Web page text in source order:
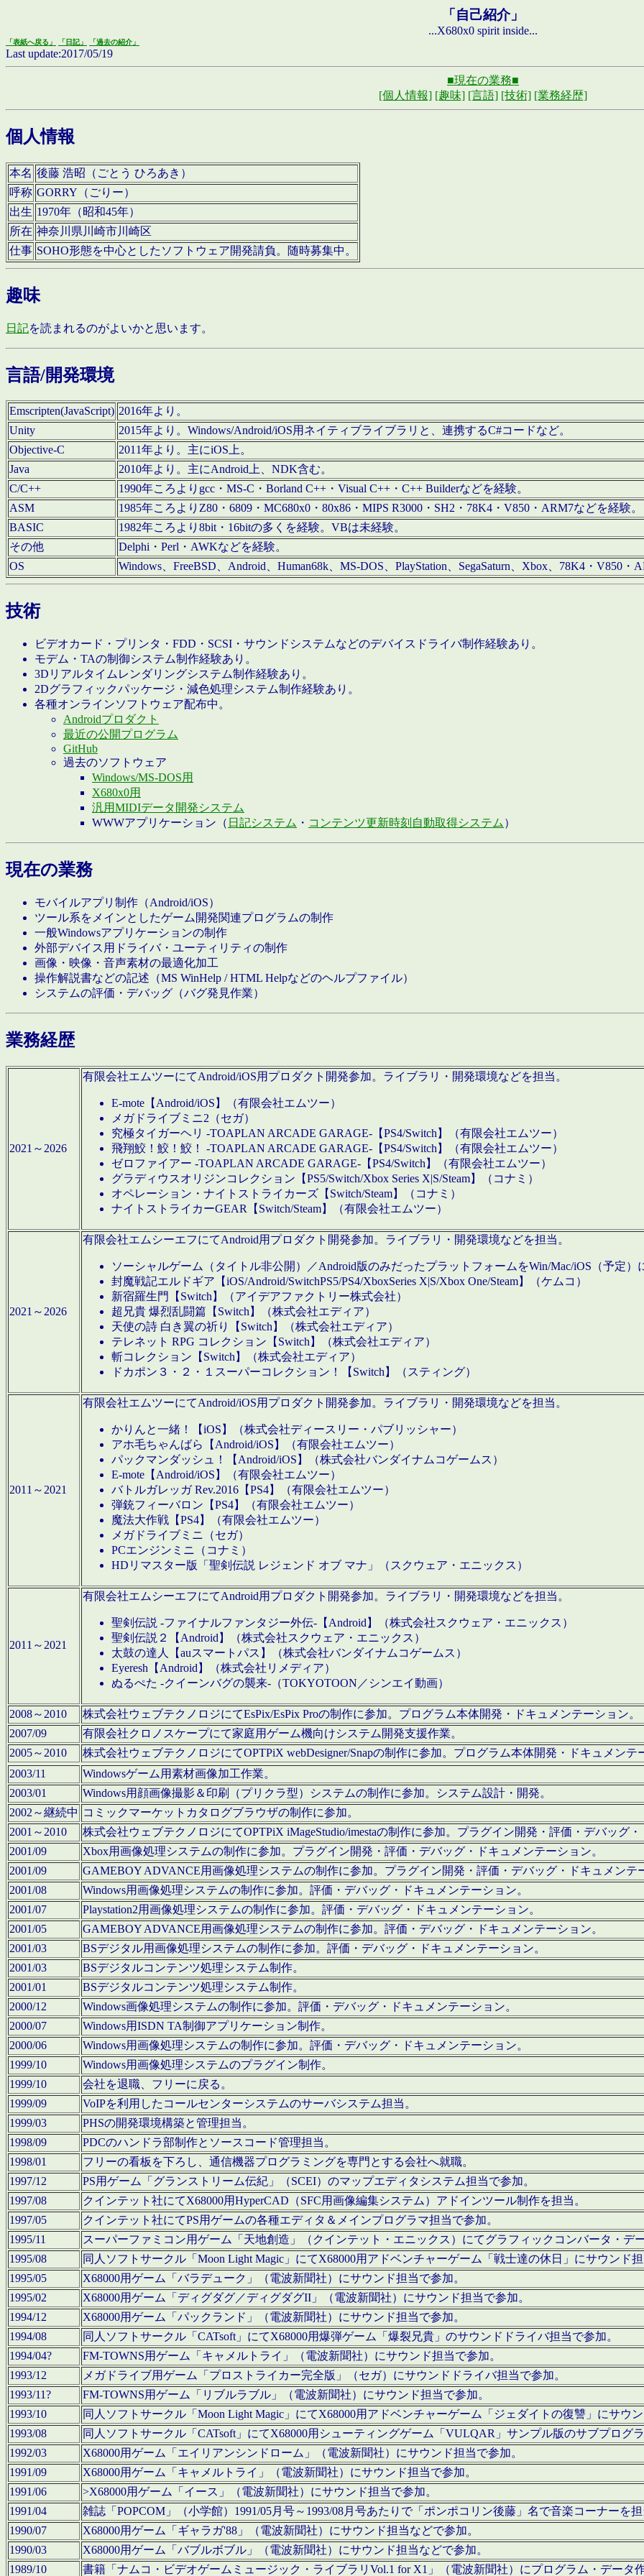
「自己紹介」
...X680x0 spirit inside...
「表紙へ戻る」 「日記」 「過去の紹介」
Last update:2017/05/19
■現在の業務■
[個人情報] [趣味] [言語] [技術] [業務経歴]
個人情報
本名 後藤 浩昭（ごとう ひろあき）
呼称 GORRY（ごりー）
出生 1970年（昭和45年）
所在 神奈川県川崎市川崎区
仕事 SOHO形態を中心としたソフトウェア開発請負。随時募集中。
趣味
日記を読まれるのがよいかと思います。
言語/開発環境
Emscripten(JavaScript) 2016年より。
Unity
2015年より。Windows/Android/iOS用ネイティブライブラリと、連携するC#コードなど。
Objective-C
2011年より。主にiOS上。
Java
2010年より。主にAndroid上、NDK含む。
C/C++
1990年ころよりgcc・MS-C・Borland C++・Visual C++・C++ Builderなどを経験。
ASM
1985年ころよりZ80・6809・MC680x0・80x86・MIPS R3000・SH2・78K4・V850・ARM7などを経験。
BASIC
1982年ころより8bit・16bitの多くを経験。VBは未経験。
その他
Delphi・Perl・AWKなどを経験。
OS
Windows、FreeBSD、Android、Human68k、MS-DOS、PlayStation、SegaSaturn、Xbox、78K4・V850・
技術
ビデオカード・プリンタ・FDD・SCSI・サウンドシステムなどのデバイスドライバ制作経験あり。
モデム・TAの制御システム制作経験あり。
3Dリアルタイムレンダリングシステム制作経験あり。
2Dグラフィックパッケージ・減色処理システム制作経験あり。
各種オンラインソフトウェア配布中。
Androidプロダクト
最近の公開プログラム
GitHub
過去のソフトウェア
Windows/MS-DOS用
X680x0用
汎用MIDIデータ開発システム
WWWアプリケーション（ 日記システム ・ コンテンツ更新時刻自動取得システム ）
現在の業務
モバイルアプリ制作（Android/iOS）
ツール系をメインとしたゲーム開発関連プログラムの制作
一般Windowsアプリケーションの制作
外部デバイス用ドライバ・ユーティリティの制作
画像・映像・音声素材の最適化加工
操作解説書などの記述（MS WinHelp / HTML Helpなどのヘルプファイル）
システムの評価・デバッグ（バグ発見作業）
業務経歴
2021～2026
有限会社エムツーにてAndroid/iOS用プロダクト開発参加。ライブラリ・開発環境などを担当。
E-mote【Android/iOS】（有限会社エムツー）
メガドライブミニ2（セガ）
究極タイガーヘリ -TOAPLAN ARCADE GARAGE-【PS4/Switch】（有限会社エムツー）
飛翔鮫！鮫！鮫！ -TOAPLAN ARCADE GARAGE-【PS4/Switch】（有限会社エムツー）
ゼロファイアー -TOAPLAN ARCADE GARAGE-【PS4/Switch】（有限会社エムツー）
グラディウスオリジンコレクション【PS5/Switch/Xbox Series X|S/Steam】（コナミ）
オペレーション・ナイトストライカーズ【Switch/Steam】（コナミ）
ナイトストライカーGEAR【Switch/Steam】（有限会社エムツー）
2021～2026
有限会社エムシーエフにてAndroid用プロダクト開発参加。ライブラリ・開発環境などを担当。
ソーシャルゲーム（タイトル非公開）／Android版のみだったプラットフォームをWin/Mac/iOS（予定）
封魔戦記エルドギア【iOS/Android/SwitchPS5/PS4/XboxSeries X|S/Xbox One/Steam】（ケムコ）
新宿羅生門【Switch】（アイデアファクトリー株式会社）
超兄貴 爆烈乱闘篇【Switch】（株式会社エディア）
天使の詩 白き翼の祈り【Switch】（株式会社エディア）
テレネット RPG コレクション【Switch】（株式会社エディア）
斬コレクション【Switch】（株式会社エディア）
ドカポン３・２・１スーパーコレクション！【Switch】（スティング）
2011～2021
有限会社エムツーにてAndroid/iOS用プロダクト開発参加。ライブラリ・開発環境などを担当。
かりんと一緒！【iOS】（株式会社ディースリー・パブリッシャー）
アホ毛ちゃんばら【Android/iOS】（有限会社エムツー）
パックマンダッシュ！【Android/iOS】（株式会社バンダイナムコゲームス）
E-mote【Android/iOS】（有限会社エムツー）
バトルガレッガ Rev.2016【PS4】（有限会社エムツー）
弾銃フィーバロン【PS4】（有限会社エムツー）
魔法大作戦【PS4】（有限会社エムツー）
メガドライブミニ（セガ）
PCエンジンミニ（コナミ）
HDリマスター版「聖剣伝説 レジェンド オブ マナ」（スクウェア・エニックス）
2011～2021
有限会社エムシーエフにてAndroid用プロダクト開発参加。ライブラリ・開発環境などを担当。
聖剣伝説 -ファイナルファンタジー外伝-【Android】（株式会社スクウェア・エニックス）
聖剣伝説２【Android】（株式会社スクウェア・エニックス）
太鼓の達人【auスマートパス】（株式会社バンダイナムコゲームス）
Eyeresh【Android】（株式会社リメディア）
ぬるぺた -クイーンバグの襲来-（TOKYOTOON／シンエイ動画）
2008～2010
株式会社ウェブテクノロジにてEsPix/EsPix Proの制作に参加。プログラム本体開発・ドキュメンテーション。
2007/09
有限会社クロノスケープにて家庭用ゲーム機向けシステム開発支援作業。
2005～2010
株式会社ウェブテクノロジにてOPTPiX webDesigner/Snapの制作に参加。プログラム本体開発・ドキュメンテ
2003/11
Windowsゲーム用素材画像加工作業。
2003/01
Windows用顔画像撮影＆印刷（プリクラ型）システムの制作に参加。システム設計・開発。
2002～継続中 コミックマーケットカタログブラウザの制作に参加。
2001～2010
株式会社ウェブテクノロジにてOPTPiX iMageStudio/imestaの制作に参加。プラグイン開発・評価・デバッグ
2001/09
Xbox用画像処理システムの制作に参加。プラグイン開発・評価・デバッグ・ドキュメンテーション。
2001/09
GAMEBOY ADVANCE用画像処理システムの制作に参加。プラグイン開発・評価・デバッグ・ドキュメンテ
2001/08
Windows用画像処理システムの制作に参加。評価・デバッグ・ドキュメンテーション。
2001/07
Playstation2用画像処理システムの制作に参加。評価・デバッグ・ドキュメンテーション。
2001/05
GAMEBOY ADVANCE用画像処理システムの制作に参加。評価・デバッグ・ドキュメンテーション。
2001/03
BSデジタル用画像処理システムの制作に参加。評価・デバッグ・ドキュメンテーション。
2001/03
BSデジタルコンテンツ処理システム制作。
2001/01
BSデジタルコンテンツ処理システム制作。
2000/12
Windows画像処理システムの制作に参加。評価・デバッグ・ドキュメンテーション。
2000/07
Windows用ISDN TA制御アプリケーション制作。
2000/06
Windows用画像処理システムの制作に参加。評価・デバッグ・ドキュメンテーション。
1999/10
Windows用画像処理システムのプラグイン制作。
1999/10
会社を退職、フリーに戻る。
1999/09
VoIPを利用したコールセンターシステムのサーバシステム担当。
1999/03
PHSの開発環境構築と管理担当。
1998/09
PDCのハンドラ部制作とソースコード管理担当。
1998/01
フリーの看板を下ろし、通信機器プログラミングを専門とする会社へ就職。
1997/12
PS用ゲーム「グランストリーム伝紀」（SCEI）のマップエディタシステム担当で参加。
1997/08
クインテット社にてX68000用HyperCAD（SFC用画像編集システム）アドインツール制作を担当。
1997/05
クインテット社にてPS用ゲームの各種エディタ＆メインプログラマ担当で参加。
1995/11
スーパーファミコン用ゲーム「天地創造」（クインテット・エニックス）にてグラフィックコンバータ・デ
1995/08
同人ソフトサークル「Moon Light Magic」にてX68000用アドベンチャーゲーム「戦士達の休日」にサウンド
1995/05
X68000用ゲーム「バラデューク」（電波新聞社）にサウンド担当で参加。
1995/02
X68000用ゲーム「ディグダグ／ディグダグII」（電波新聞社）にサウンド担当で参加。
1994/12
X68000用ゲーム「パックランド」（電波新聞社）にサウンド担当で参加。
1994/08
同人ソフトサークル「CATsoft」にてX68000用爆弾ゲーム「爆裂兄貴」のサウンドドライバ担当で参加。
1994/04?
FM-TOWNS用ゲーム「キャメルトライ」（電波新聞社）にサウンド担当で参加。
1993/12
メガドライブ用ゲーム「プロストライカー完全版」（セガ）にサウンドドライバ担当で参加。
1993/11?
FM-TOWNS用ゲーム「リブルラブル」（電波新聞社）にサウンド担当で参加。
1993/10
同人ソフトサークル「Moon Light Magic」にてX68000用アドベンチャーゲーム「ジェダイトの復讐」にサウ
1993/08
同人ソフトサークル「CATsoft」にてX68000用シューティングゲーム「VULQAR」サンプル版のサブプログ
1992/03
X68000用ゲーム「エイリアンシンドローム」（電波新聞社）にサウンド担当で参加。
1991/09
X68000用ゲーム「キャメルトライ」（電波新聞社）にサウンド担当で参加。
1991/06
>X68000用ゲーム「イース」（電波新聞社）にサウンド担当で参加。
1991/04
雑誌「POPCOM」（小学館）1991/05月号～1993/08月号あたりで「ポンポコリン後藤」名で音楽コーナーを
1990/07
X68000用ゲーム「ギャラガ'88」（電波新聞社）にサウンド担当などで参加。
1990/03
X68000用ゲーム「バブルボブル」（電波新聞社）にサウンド担当などで参加。
1989/10
書籍「ナムコ・ビデオゲームミュージック・ライブラリVol.1 for X1」（電波新聞社）にプログラム・データ